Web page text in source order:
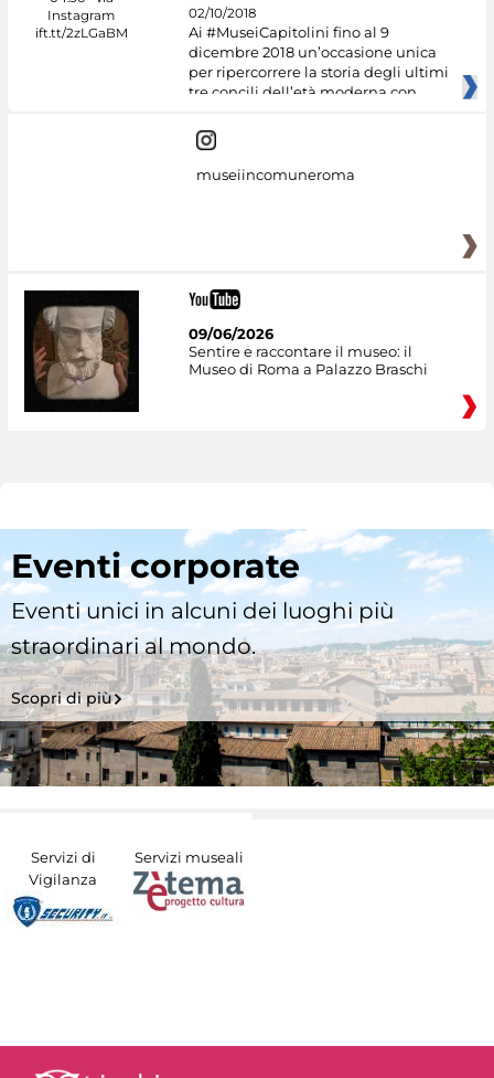
02/10/2018
Ai #MuseiCapitolini fino al 9
dicembre 2018 un’occasione unica
per ripercorrere la storia degli ultimi
tre concili dell’età moderna con
museiincomuneroma
09/06/2026
Sentire e raccontare il museo: il
Museo di Roma a Palazzo Braschi
Eventi corporate
Eventi unici in alcuni dei luoghi più
straordinari al mondo.
Scopri di più
Servizi di
Vigilanza
Servizi museali